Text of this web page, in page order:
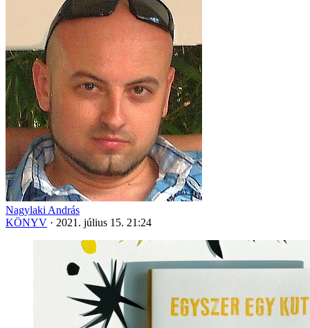
Nagylaki András
KÖNYV · 2021. július 15. 21:24